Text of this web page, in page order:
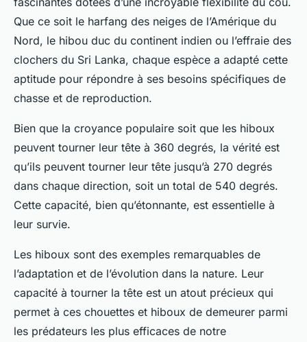
Que ce soit le harfang des neiges de l’Amérique du
Nord, le hibou duc du continent indien ou l’effraie des
clochers du Sri Lanka, chaque espèce a adapté cette
aptitude pour répondre à ses besoins spécifiques de
chasse et de reproduction.
Bien que la croyance populaire soit que les hiboux
peuvent tourner leur tête à 360 degrés, la vérité est
qu’ils peuvent tourner leur tête jusqu’à 270 degrés
dans chaque direction, soit un total de 540 degrés.
Cette capacité, bien qu’étonnante, est essentielle à
leur survie.
Les hiboux sont des exemples remarquables de
l’adaptation et de l’évolution dans la nature. Leur
capacité à tourner la tête est un atout précieux qui
permet à ces chouettes et hiboux de demeurer parmi
les prédateurs les plus efficaces de notre